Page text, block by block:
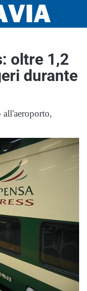
oltre 1,2
durante